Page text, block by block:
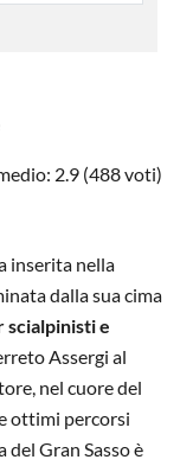
2.9 (488voti)
inserita nella
dalla sua cima
scialpinisti e
Assergi al
nel cuore del
ottimi percorsi
Gran Sasso è